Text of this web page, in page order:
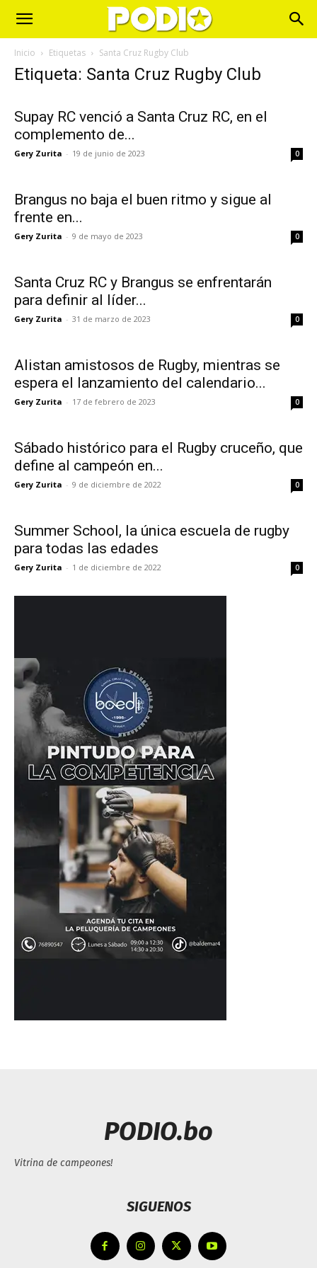
Inicio Etiquetas Santa Cruz Rugby Club
Etiqueta: Santa Cruz Rugby Club
Supay RC venció a Santa Cruz RC, en el
complemento de...
Gery Zurita - 19 de junio de 2023 0
Brangus no baja el buen ritmo y sigue al
frente en...
Gery Zurita - 9 de mayo de 2023 0
Santa Cruz RC y Brangus se enfrentarán
para definir al líder...
Gery Zurita - 31 de marzo de 2023 0
Alistan amistosos de Rugby, mientras se
espera el lanzamiento del calendario...
Gery Zurita - 17 de febrero de 2023 0
Sábado histórico para el Rugby cruceño, que
define al campeón en...
Gery Zurita - 9 de diciembre de 2022 0
Summer School, la única escuela de rugby
para todas las edades
Gery Zurita - 1 de diciembre de 2022 0
PODIO.bo
Vitrina de campeones!
SIGUENOS